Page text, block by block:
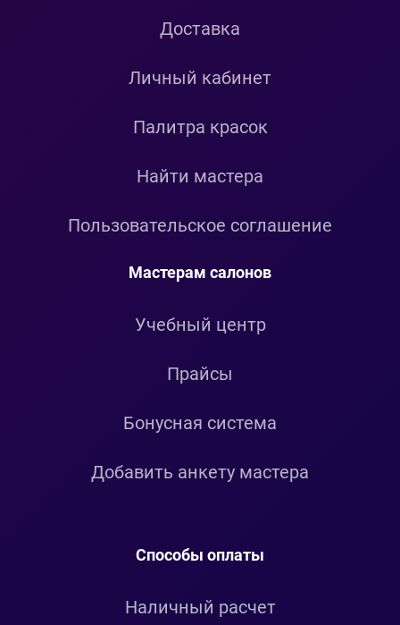
Доставка
Личный кабинет
Палитра красок
Найти мастера
Пользовательское соглашение
Мастерам салонов
Учебный центр
Прайсы
Бонусная система
Добавить анкету мастера
Способы оплаты
Наличный расчет